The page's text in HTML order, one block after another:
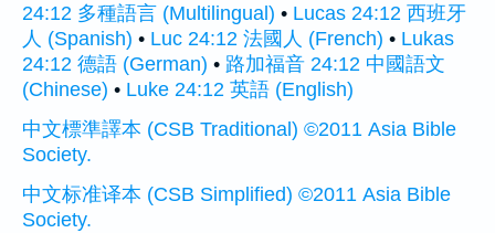
24:12 多種語言 (Multilingual) • Lucas 24:12 西班牙
人 (Spanish) • Luc 24:12 法國人 (French) • Lukas
24:12 德語 (German) • 路加福音 24:12 中國語文
(Chinese) • Luke 24:12 英語 (English)
中文標準譯本 (CSB Traditional) ©2011 Asia Bible
Society.
中文标准译本 (CSB Simplified) ©2011 Asia Bible
Society.